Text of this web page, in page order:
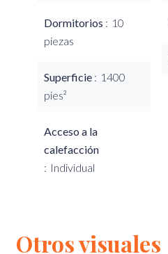
Dormitorios
10
piezas
Superficie
1400
pies²
Acceso a la
calefacción
Individual
Otros visuales